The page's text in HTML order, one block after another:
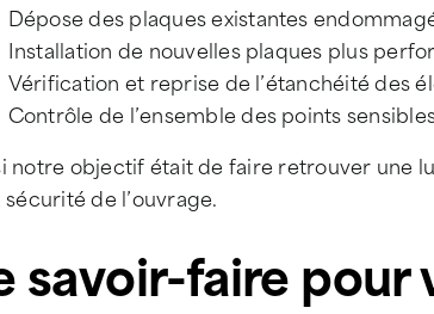
Dépose des plaques existantes
Installation de nouvelles plaques plus
Vérification et reprise de l’étanchéité des
Contrôle de l’ensemble des points
notre objectif était de faire retrouver une
sécurité de l’ouvrage.
savoir-faire pour